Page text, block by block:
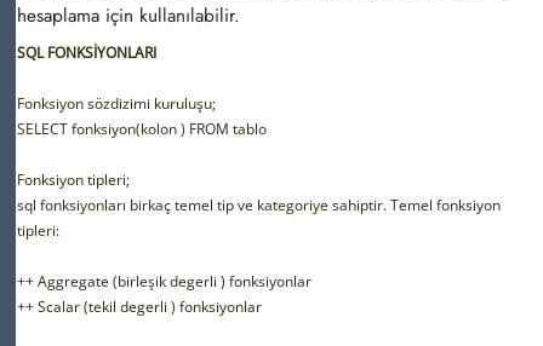
hesaplama için kullanılabilir.
SQL FONKSİYONLARI
Fonksiyon sözdizimi kuruluşu;
SELECT fonksiyon(kolon ) FROM tablo
Fonksiyon tipleri;
sql fonksiyonları birkaç temel tip ve kategoriye sahiptir. Temel fonksiyon
tipleri:
++ Aggregate (birleşik degerli ) fonksiyonlar
++ Scalar (tekil degerli ) fonksiyonlar